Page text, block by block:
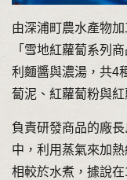
由深浦町農水產物
「雪地紅蘿蔔系列
利麵醬與濃湯，共4
蔔泥、紅蘿蔔粉與
負責研發商品的廠
中，利用蒸氣來加熱
相較於水煮，據說